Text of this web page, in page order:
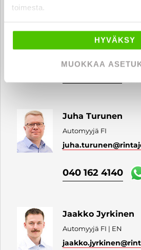
toimesta.
HYVÄKSY
MUOKKAA
Automyyjä FI
santtu.happonen
Juha Turunen
Automyyjä FI
juha.turunen
040 162 4140
Jaakko Jyrkinen
Automyyjä FI | EN
jaakko.jyrkinen